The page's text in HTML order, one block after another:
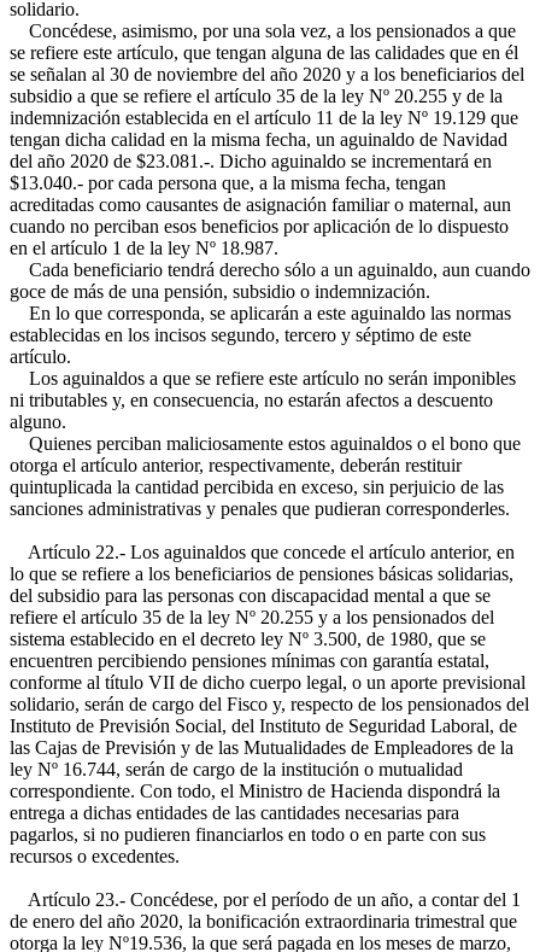
solidario.
Concédese, asimismo, por una sola vez, a los pensionados a que
se refiere este artículo, que tengan alguna de las calidades que en él
se señalan al 30 de noviembre del año 2020 y a los beneficiarios del
subsidio a que se refiere el artículo 35 de la ley Nº 20.255 y de la
indemnización establecida en el artículo 11 de la ley Nº 19.129 que
tengan dicha calidad en la misma fecha, un aguinaldo de Navidad
del año 2020 de $23.081.-. Dicho aguinaldo se incrementará en
$13.040.- por cada persona que, a la misma fecha, tengan
acreditadas como causantes de asignación familiar o maternal, aun
cuando no perciban esos beneficios por aplicación de lo dispuesto
en el artículo 1 de la ley Nº 18.987.
Cada beneficiario tendrá derecho sólo a un aguinaldo, aun cuando
goce de más de una pensión, subsidio o indemnización.
En lo que corresponda, se aplicarán a este aguinaldo las normas
establecidas en los incisos segundo, tercero y séptimo de este
artículo.
Los aguinaldos a que se refiere este artículo no serán imponibles
ni tributables y, en consecuencia, no estarán afectos a descuento
alguno.
Quienes perciban maliciosamente estos aguinaldos o el bono que
otorga el artículo anterior, respectivamente, deberán restituir
quintuplicada la cantidad percibida en exceso, sin perjuicio de las
sanciones administrativas y penales que pudieran corresponderles.
Artículo 22.- Los aguinaldos que concede el artículo anterior, en
lo que se refiere a los beneficiarios de pensiones básicas solidarias,
del subsidio para las personas con discapacidad mental a que se
refiere el artículo 35 de la ley Nº 20.255 y a los pensionados del
sistema establecido en el decreto ley Nº 3.500, de 1980, que se
encuentren percibiendo pensiones mínimas con garantía estatal,
conforme al título VII de dicho cuerpo legal, o un aporte previsional
solidario, serán de cargo del Fisco y, respecto de los pensionados del
Instituto de Previsión Social, del Instituto de Seguridad Laboral, de
las Cajas de Previsión y de las Mutualidades de Empleadores de la
ley Nº 16.744, serán de cargo de la institución o mutualidad
correspondiente. Con todo, el Ministro de Hacienda dispondrá la
entrega a dichas entidades de las cantidades necesarias para
pagarlos, si no pudieren financiarlos en todo o en parte con sus
recursos o excedentes.
Artículo 23.- Concédese, por el período de un año, a contar del 1
de enero del año 2020, la bonificación extraordinaria trimestral que
otorga la ley Nº19.536, la que será pagada en los meses de marzo,